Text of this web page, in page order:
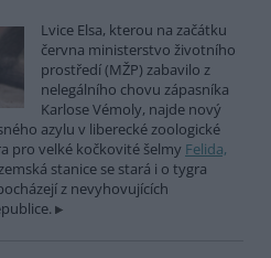
Lvice Elsa, kterou na začátku
června ministerstvo životního
prostředí (MŽP) zabavilo z
nelegálního chovu zápasníka
Karlose Vémoly, najde nový
azylu v liberecké zoologické
pro velké kočkovité šelmy Felida,
stanice se stará i o tygra
z nevyhovujících